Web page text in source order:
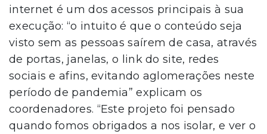
internet é um dos acessos principais à sua
execução: “o intuito é que o conteúdo seja
visto sem as pessoas saírem de casa, através
de portas, janelas, o link do site, redes
sociais e afins, evitando aglomerações neste
período de pandemia” explicam os
coordenadores. “Este projeto foi pensado
quando fomos obrigados a nos isolar, e ver o